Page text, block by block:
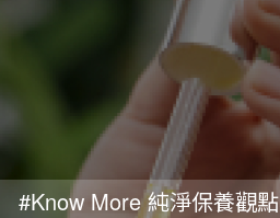
#Know More 純淨保養觀點